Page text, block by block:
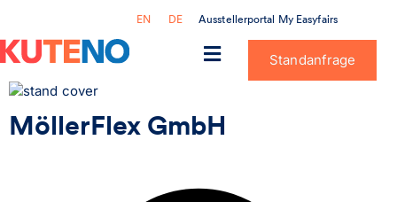
EN DE Ausstellerportal My Easyfairs
Standanfrage
MöllerFlex GmbH